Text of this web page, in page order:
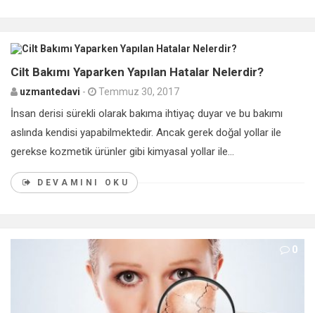
Cilt Bakımı Yaparken Yapılan Hatalar Nelerdir?
uzmantedavi - Temmuz 30, 2017
İnsan derisi sürekli olarak bakıma ihtiyaç duyar ve bu bakımı
aslında kendisi yapabilmektedir. Ancak gerek doğal yollar ile
gerekse kozmetik ürünler gibi kimyasal yollar ile...
DEVAMINI OKU
0